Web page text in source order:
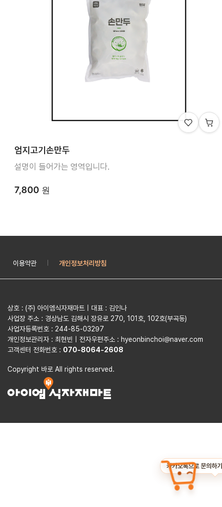
엄지고기손만두
설명이 들어가는 영역입니다.
7,800 원
이용약관 개인정보처리방침
상호 : (주) 아이엠식자재마트 | 대표 : 김인나
사업장 주소 : 경상남도 김해시 장유로 270, 101호, 102호(부곡동)
사업자등록번호 : 244-85-03297
개인정보관리자 : 최현빈 | 전자우편주소 : hyeonbinchoi@naver.com
고객센터 전화번호 : 070-8064-2608
Copyright 바로 All rights reserved.
카카오톡으로 문의하기